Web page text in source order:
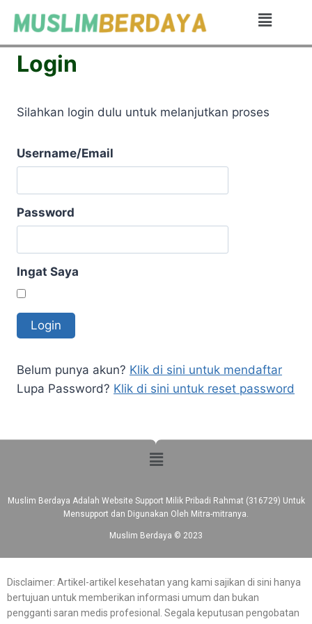
Login
Silahkan login dulu untuk melanjutkan proses
Username/Email
Password
Ingat Saya
Belum punya akun? Klik di sini untuk mendaftar
Lupa Password? Klik di sini untuk reset password
Muslim Berdaya Adalah Website Support Milik Pribadi Rahmat (316729) Untuk
Mensupport dan Digunakan Oleh Mitra-mitranya.
Muslim Berdaya © 2023
Disclaimer: Artikel-artikel kesehatan yang kami sajikan di sini hanya
bertujuan untuk memberikan informasi umum dan bukan
pengganti saran medis profesional. Segala keputusan pengobatan